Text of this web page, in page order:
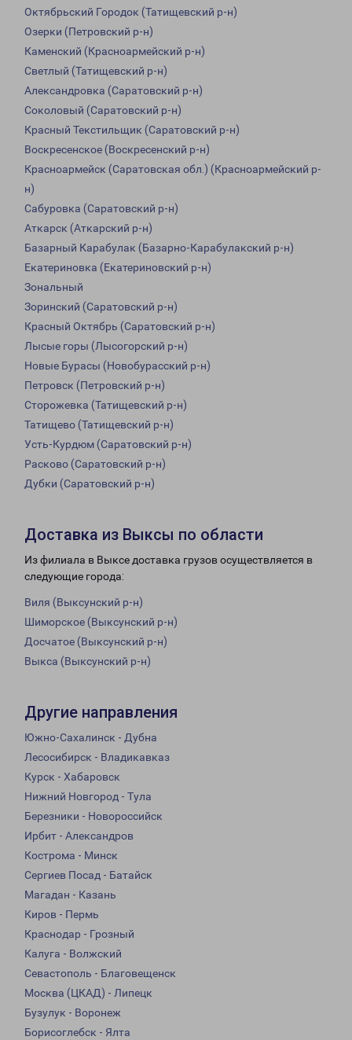
Октябрьский Городок (Татищевский р-н)
Озерки (Петровский р-н)
Каменский (Красноармейский р-н)
Светлый (Татищевский р-н)
Александровка (Саратовский р-н)
Соколовый (Саратовский р-н)
Красный Текстильщик (Саратовский р-н)
Воскресенское (Воскресенский р-н)
Красноармейск (Саратовская обл.) (Красноармейский р-
н)
Сабуровка (Саратовский р-н)
Аткарск (Аткарский р-н)
Базарный Карабулак (Базарно-Карабулакский р-н)
Екатериновка (Екатериновский р-н)
Зональный
Зоринский (Саратовский р-н)
Красный Октябрь (Саратовский р-н)
Лысые горы (Лысогорский р-н)
Новые Бурасы (Новобурасский р-н)
Петровск (Петровский р-н)
Сторожевка (Татищевский р-н)
Татищево (Татищевский р-н)
Усть-Курдюм (Саратовский р-н)
Расково (Саратовский р-н)
Дубки (Саратовский р-н)
Доставка из Выксы по области
Из филиала в Выксе доставка грузов осуществляется в
следующие города:
Виля (Выксунский р-н)
Шиморское (Выксунский р-н)
Досчатое (Выксунский р-н)
Выкса (Выксунский р-н)
Другие направления
Южно-Сахалинск - Дубна
Лесосибирск - Владикавказ
Курск - Хабаровск
Нижний Новгород - Тула
Березники - Новороссийск
Ирбит - Александров
Кострома - Минск
Сергиев Посад - Батайск
Магадан - Казань
Киров - Пермь
Краснодар - Грозный
Калуга - Волжский
Севастополь - Благовещенск
Москва (ЦКАД) - Липецк
Бузулук - Воронеж
Борисоглебск - Ялта